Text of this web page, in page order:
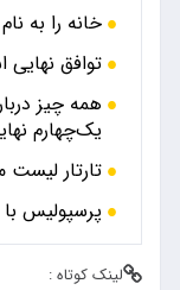
خانه را به
توافق نهایی
همه چیز
یک‌چهارم
تارتار لیست
پرسپولیس
لینک کوتاه :